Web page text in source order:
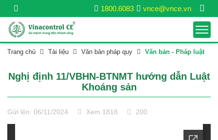
vnce@vnce.vn
1800.6083
Trang chủ Tài liệu Văn bản pháp quy Văn bản - Pháp luật
Nghị định 11/VBHN-BTNMT hướng dẫn Luật
Khoáng sản
Gửi lên: 06/11/2024 Xem 1818 200